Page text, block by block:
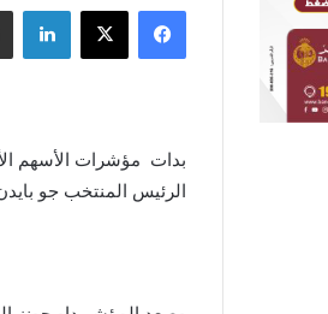
فيسبوك X
بدات مؤشرات الأسهم
الرئيس المنتخب جو